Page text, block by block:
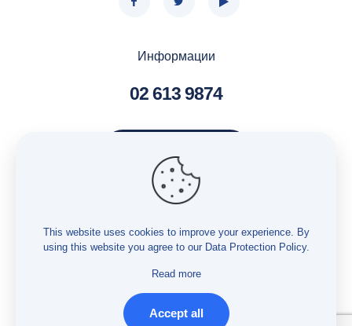
Информации
02 613 9874
Услуги – Бесплатна правна помош
Услуги – Истражување
Услуги – Мониторинг
Заштита на лични податоци
This website uses cookies to improve your experience. By
using this website you agree to our Data Protection Policy.
Read more
Accept all